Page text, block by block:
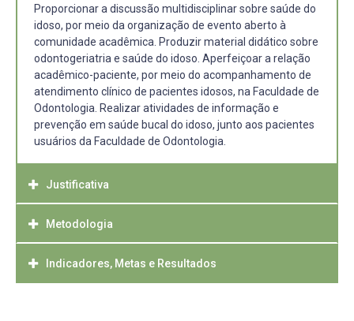
Proporcionar a discussão multidisciplinar sobre saúde do
idoso, por meio da organização de evento aberto à
comunidade acadêmica. Produzir material didático sobre
odontogeriatria e saúde do idoso. Aperfeiçoar a relação
acadêmico-paciente, por meio do acompanhamento de
atendimento clínico de pacientes idosos, na Faculdade de
Odontologia. Realizar atividades de informação e
prevenção em saúde bucal do idoso, junto aos pacientes
usuários da Faculdade de Odontologia.
Justificativa
O curso de Odontologia da Faculdade Federal de Pelotas,
não tem em sua grade curricular uma disciplina que
aborde questões relacionadas à Odontogeriatria e
Metodologia
Ação de ensino - Grupo de estudo:
Serão realizadas reuniões semanais, com duração de 2
Indicadores, Metas e Resultados